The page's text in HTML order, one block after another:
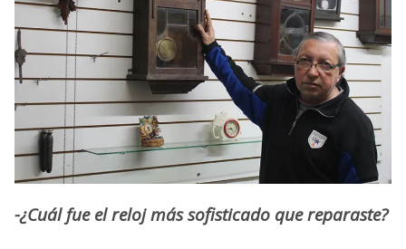
-¿Cuál fue el reloj más sofisticado que reparaste?